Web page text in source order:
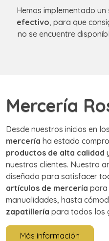
Hemos implementado un
efectivo, para que
no se encuentre
Mercería
Desde nuestros inicios en
mercería ha estado
productos de alta calidad
nuestros clientes. Nuestro
diseñado para satisfacer
artículos de mercería para
manualidades, hasta
zapatillería para todos los
Más información